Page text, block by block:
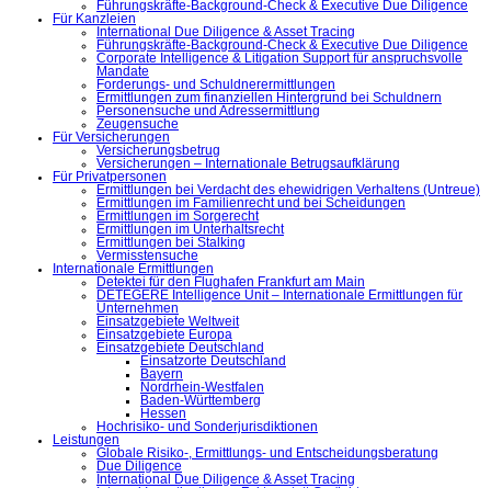
Führungskräfte-Background-Check & Executive Due Diligence
Für Kanzleien
International Due Diligence & Asset Tracing
Führungskräfte-Background-Check & Executive Due Diligence
Corporate Intelligence & Litigation Support für anspruchsvolle
Mandate
Forderungs- und Schuldnerermittlungen
Ermittlungen zum finanziellen Hintergrund bei Schuldnern
Personensuche und Adressermittlung
Zeugensuche
Für Versicherungen
Versicherungsbetrug
Versicherungen – Internationale Betrugsaufklärung
Für Privatpersonen
Ermittlungen bei Verdacht des ehewidrigen Verhaltens (Untreue)
Ermittlungen im Familienrecht und bei Scheidungen
Ermittlungen im Sorgerecht
Ermittlungen im Unterhaltsrecht
Ermittlungen bei Stalking
Vermisstensuche
Internationale Ermittlungen
Detektei für den Flughafen Frankfurt am Main
DETEGERE Intelligence Unit – Internationale Ermittlungen für
Unternehmen
Einsatzgebiete Weltweit
Einsatzgebiete Europa
Einsatzgebiete Deutschland
Einsatzorte Deutschland
Bayern
Nordrhein-Westfalen
Baden-Württemberg
Hessen
Hochrisiko- und Sonderjurisdiktionen
Leistungen
Globale Risiko-, Ermittlungs- und Entscheidungsberatung
Due Diligence
International Due Diligence & Asset Tracing